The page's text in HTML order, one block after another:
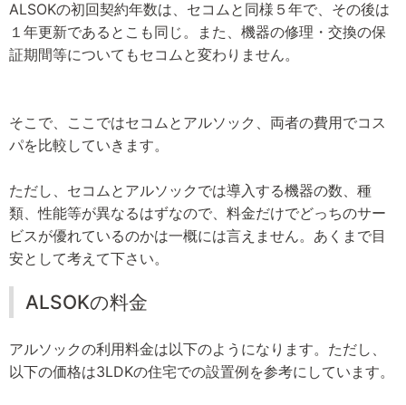
ALSOKの初回契約年数は、セコムと同様５年で、その後は
１年更新であるとこも同じ。また、機器の修理・交換の保
証期間等についてもセコムと変わりません。
そこで、ここではセコムとアルソック、両者の費用でコス
パを比較していきます。
ただし、セコムとアルソックでは導入する機器の数、種
類、性能等が異なるはずなので、料金だけでどっちのサー
ビスが優れているのかは一概には言えません。あくまで目
安として考えて下さい。
ALSOKの料金
アルソックの利用料金は以下のようになります。ただし、
以下の価格は3LDKの住宅での設置例を参考にしています。